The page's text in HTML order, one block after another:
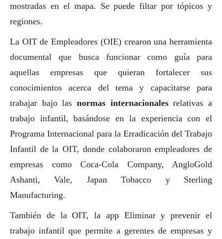
mostradas en el mapa. Se puede filtar por tópicos y
regiones.
La OIT de Empleadores (OIE) crearon una herramienta
documentalque busca funcionar como guía para
aquellas empresas que quieran fortalecer sus
conocimientos acerca del tema y capacitarse para
trabajar bajo las normas internacionalesrelativas a
trabajo infantil, basándose en la experiencia con el
Programa Internacional para la Erradicación del Trabajo
Infantil de la OIT, donde colaboraron empleadores de
empresas como Coca-Cola Company, AngloGold
Ashanti, Vale, Japan Tobacco y Sterling
Manufacturing.
También de la OIT, la app Eliminar y prevenir el
trabajo infantil que permite a gerentes de empresas y